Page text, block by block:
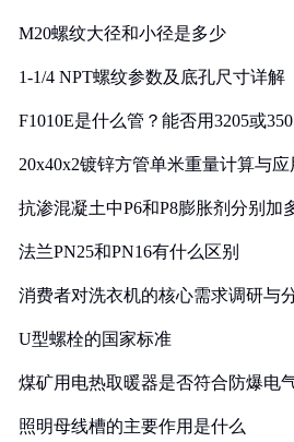
M20螺纹大径和小径是多少
1-1/4 NPT螺纹参数及底孔尺寸详解
F1010E是什么管？能否用3205或
20x40x2镀锌方管单米重量计算与
抗渗混凝土中P6和P8膨胀剂分别加
法兰PN25和PN16有什么区别
消费者对洗衣机的核心需求调研与
U型螺栓的国家标准
煤矿用电热取暖器是否符合防爆电
照明母线槽的主要作用是什么